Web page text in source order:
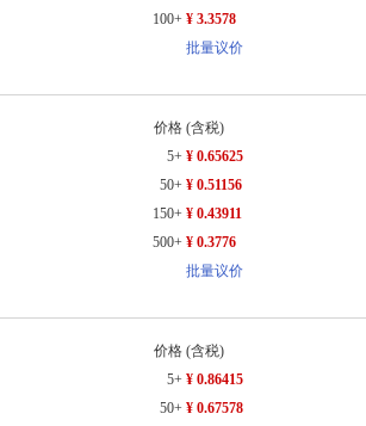
100+ ¥ 3.3578
批量议价
价格 (含税)
5+ ¥ 0.65625
50+ ¥ 0.51156
150+ ¥ 0.43911
500+ ¥ 0.3776
批量议价
价格 (含税)
5+ ¥ 0.86415
50+ ¥ 0.67578